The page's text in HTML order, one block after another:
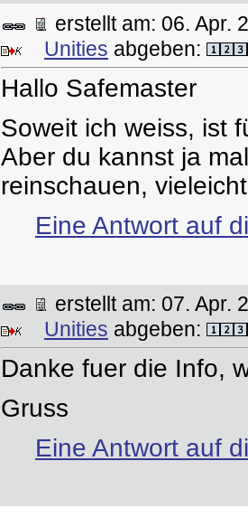
erstellt am: 06.
Unities abgeben:
Hallo Safemaster
Soweit ich weiss, ist
Aber du kannst ja
reinschauen,
Eine Antwort auf
erstellt am: 07.
Unities abgeben:
Danke fuer die Info,
Gruss
Eine Antwort auf